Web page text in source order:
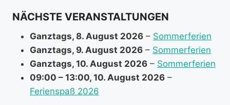
o
NÄCHSTE VERANSTALTUNGEN
Ganztags, 8. August 2026 – Sommerferien
Ganztags, 9. August 2026 – Sommerferien
Ganztags, 10. August 2026 – Sommerferien
09:00 – 13:00, 10. August 2026 –
Ferienspaß 2026